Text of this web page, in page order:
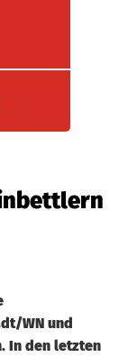
WN und
In den letzten